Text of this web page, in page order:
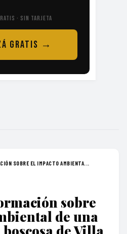
· SIN TARJETA
GRATIS →
SOBRE EL IMPACTO AMBIENTA...
sobre
de una